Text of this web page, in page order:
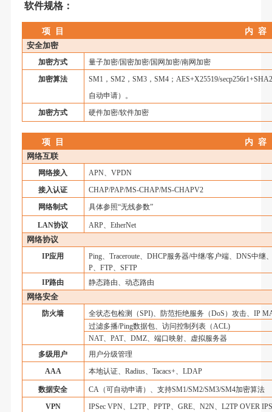
软件规格：
项 目 内 容
安全加密
加密方式 量子加密/国密加密/国网加密/南网加密
加密算法
SM1， SM2， SM3， SM4； AES+X25519/
自动申请） 。
加密方式
硬件加密/软件加密
项 目 内 容
网络互联
网络接入 APN、 VPDN
接入认证
CHAP/PAP/MS-CHAP/MS-CHAPV2
网络制式
具体参照“无线参数”
LAN协议 ARP、 EtherNet
网络协议
IP应用 Ping、 Traceroute、 DHCP服务器/中继/客户端、 DNS中继
P、 FTP、 SFTP
IP路由 静态路由、动态路由
网络安全
防火墙 全状态包检测（SPI)、防范拒绝服务（DoS ）攻击、 IP
过滤多播/Ping数据包、访问控制列表（ACL)
NAT、 PAT、 DMZ、端口映射、虚拟服务器
多级用户
用户分级管理
AAA
本地认证、 Radius、 Tacacs+、 LDAP
数据安全 CA（可自动申请）、支持SM1/SM2/SM3/SM4加密算法
VPN
IPSec VPN、 L2TP、 PPTP、 GRE、 N2N、 L2TP OVER